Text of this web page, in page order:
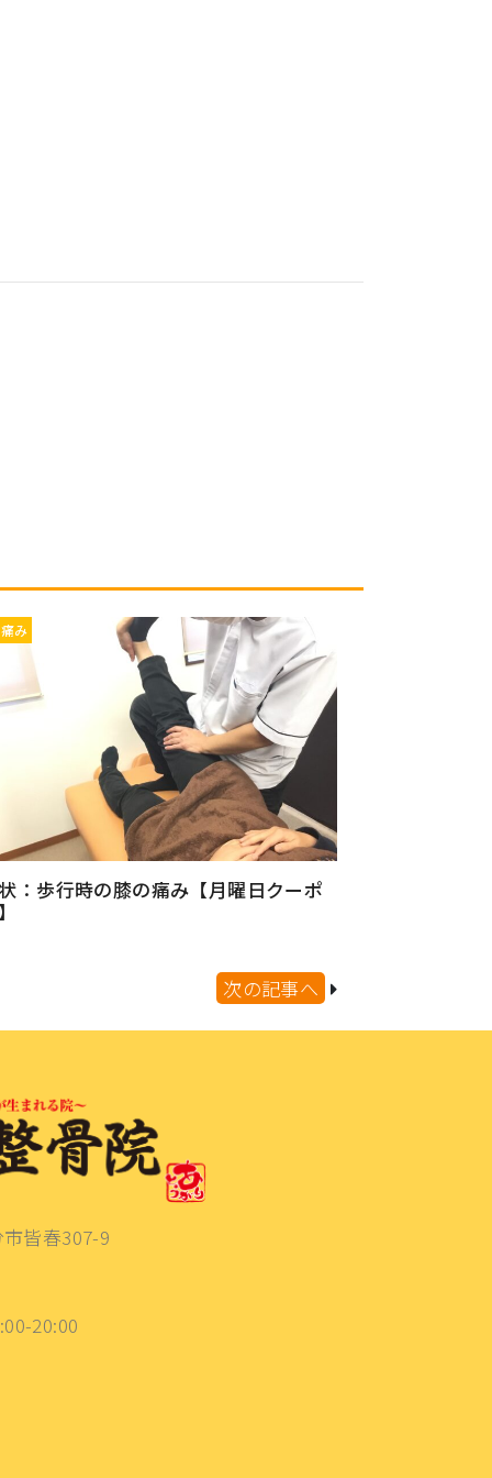
み
：歩行時の膝の痛み【月曜日クーポ
次の記事へ
皆春307-9
20:00